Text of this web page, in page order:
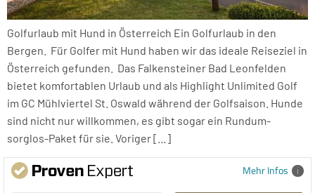
Golfurlaub mit Hund in Österreich Ein Golfurlaub in den
Bergen. Für Golfer mit Hund haben wir das ideale Reiseziel in
Österreich gefunden. Das Falkensteiner Bad Leonfelden
bietet komfortablen Urlaub und als Highlight Unlimited Golf
im GC Mühlviertel St. Oswald während der Golfsaison. Hunde
sind nicht nur willkommen, es gibt sogar ein Rundum-
sorglos-Paket für sie. Voriger […]
Mehr Infos